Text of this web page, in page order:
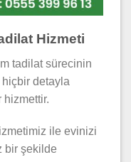
Hizmeti
tadilat sürecinin
detayla
hizmettir.
ile evinizi
bir şekilde